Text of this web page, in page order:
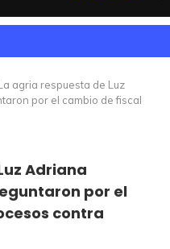
agria respuesta de Luz
por el cambio de fiscal
Adriana
por el
contra